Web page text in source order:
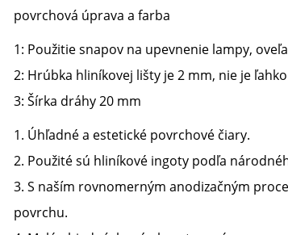
povrchová úprava a farba
1: Použitie snapov na upevnenie lampy,
2: Hrúbka hliníkovej lišty je 2 mm, nie je
3: Šírka dráhy 20 mm
1. Úhľadné a estetické povrchové čiary.
2. Použité sú hliníkové ingoty podľa
3. S naším rovnomerným anodizačným
povrchu.